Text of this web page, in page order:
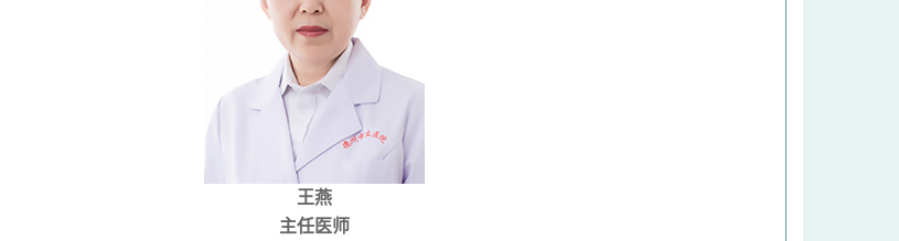
王燕
主任医师